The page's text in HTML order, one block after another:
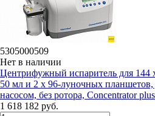
5305000509
Нет в наличии
Центрифужный испаритель для 144
50 мл и 2 х 96-луночных планшетов,
насосом, без ротора, Concentrator plus
1 618 182 руб.